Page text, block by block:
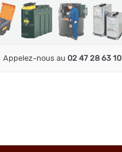
Appelez-nous au 02 47 28 63 10